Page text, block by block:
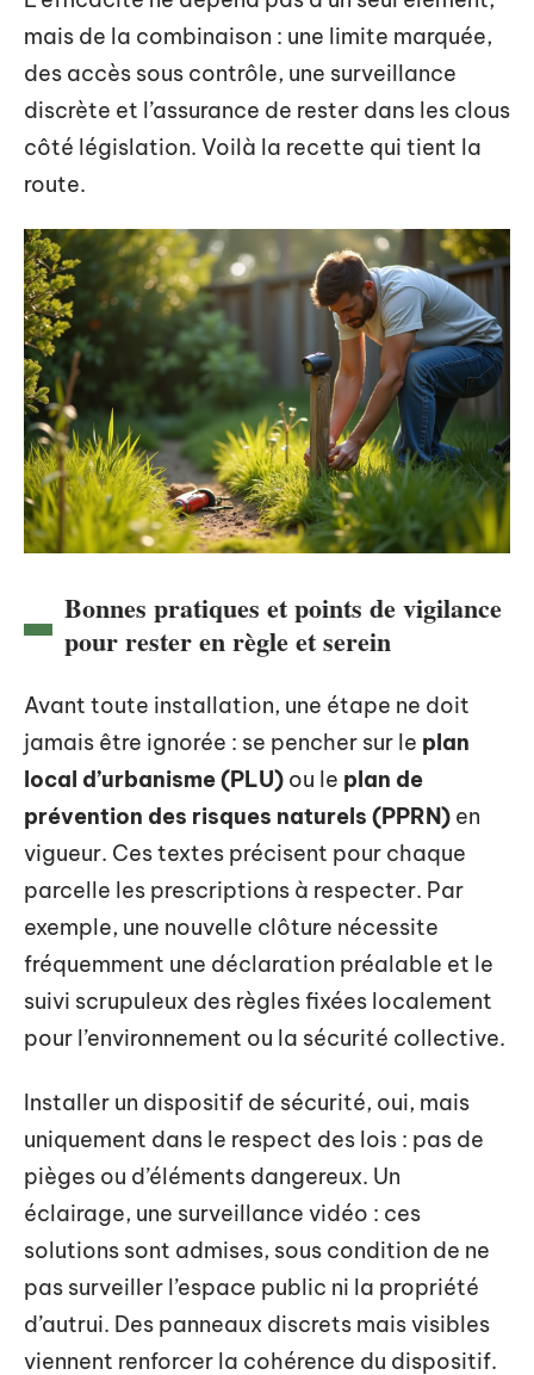
mais de la combinaison : une limite marquée,
des accès sous contrôle, une surveillance
discrète et l’assurance de rester dans les clous
côté législation. Voilà la recette qui tient la
route.
Bonnes pratiques et points de vigilance
pour rester en règle et serein
Avant toute installation, une étape ne doit
jamais être ignorée : se pencher sur le plan
local d’urbanisme (PLU) ou le plan de
prévention des risques naturels (PPRN) en
vigueur. Ces textes précisent pour chaque
parcelle les prescriptions à respecter. Par
exemple, une nouvelle clôture nécessite
fréquemment une déclaration préalable et le
suivi scrupuleux des règles fixées localement
pour l’environnement ou la sécurité collective.
Installer un dispositif de sécurité, oui, mais
uniquement dans le respect des lois : pas de
pièges ou d’éléments dangereux. Un
éclairage, une surveillance vidéo : ces
solutions sont admises, sous condition de ne
pas surveiller l’espace public ni la propriété
d’autrui. Des panneaux discrets mais visibles
viennent renforcer la cohérence du dispositif.